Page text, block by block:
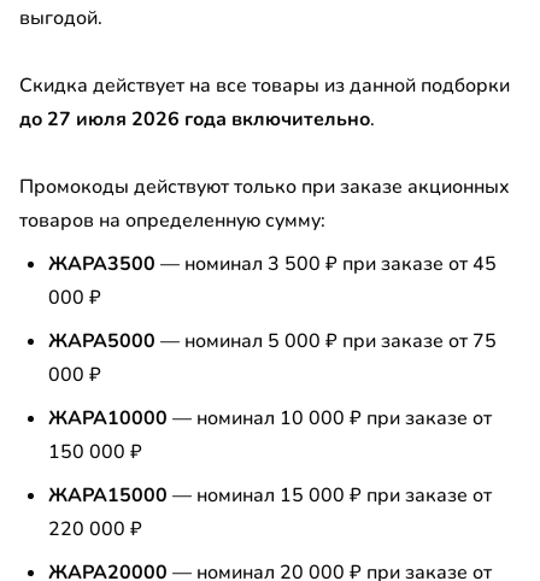
гармошка
стол
гостиная
шкаф
прихожая
до
выгодой.
Скидка действует на все товары из данной подборки
до 27 июля 2026 года включительно.
Промокоды действуют только при заказе акционных
товаров на определенную сумму:
ЖАРА3500 — номинал 3 500 ₽ при заказе от 45
000 ₽
ЖАРА5000 — номинал 5 000 ₽ при заказе от 75
000 ₽
ЖАРА10000 — номинал 10 000 ₽ при заказе от
150 000 ₽
ЖАРА15000 — номинал 15 000 ₽ при заказе от
220 000 ₽
ЖАРА20000 — номинал 20 000 ₽ при заказе от